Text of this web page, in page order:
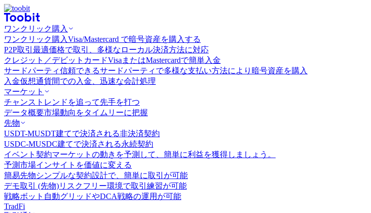
ワンクリック購入
ワンクリック購入Visa/Mastercard で暗号資産を購入する
P2P取引 最適価格で取引、多様なローカル決済方法に対応
クレジット／デビットカードVisaまたはMastercardで簡単入金
サードパーティ信頼できるサードパーティで多様な支払い方法により暗号資産を購入
入金仮想通貨間での入金、迅速な会計処理
マーケット
チャンス トレンドを追って先手を打つ
データ概要市場動向をタイムリーに把握
先物
USDT-MUSDT建てで決済される非決済契約
USDC-MUSDC建てで決済される永続契約
イベント契約マーケットの動きを予測して、簡単に利益を獲得しましょう。
予測市場インサイトを価値に変える
簡易先物シンプルな契約設計で、簡単に取引が可能
デモ取引 (先物)リスクフリー環境で取引練習が可能
戦略ボット 自動グリッドやDCA戦略の運用が可能
TradFi